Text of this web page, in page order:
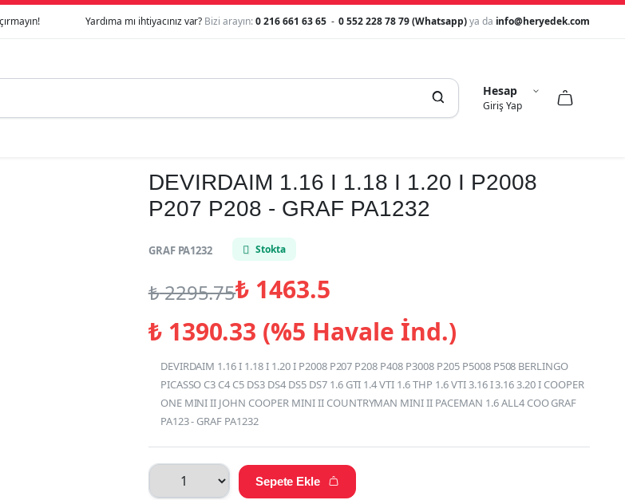
Yardıma mı ihtiyacınız var? Bizi arayın:0 216 661 63 65 -0 552 228 78 79 (Whatsapp)ya da info@heryedek.com
 Hesap
Giriş Yap
 
DEVIRDAIM 1.16 I 1.18 I 1.20 I P2008
P207 P208 - GRAF PA1232
GRAF PA1232 Stokta
₺2295.75₺ 1463.5
₺1390.33 (%5 Havale İnd.)
DEVIRDAIM 1.16 I 1.18 I 1.20 I P2008 P207 P208 P408 P3008 P205 P5008 P508 BERLINGO
PICASSO C3 C4 C5 DS3 DS4 DS5 DS7 1.6 GTI 1.4 VTI 1.6 THP 1.6 VTI 3.16 I 3.16 3.20 I COOPER
ONE MINI II JOHN COOPER MINI II COUNTRYMAN MINI II PACEMAN 1.6 ALL4 COO GRAF
PA123 - GRAF PA1232
Sepete Ekle 